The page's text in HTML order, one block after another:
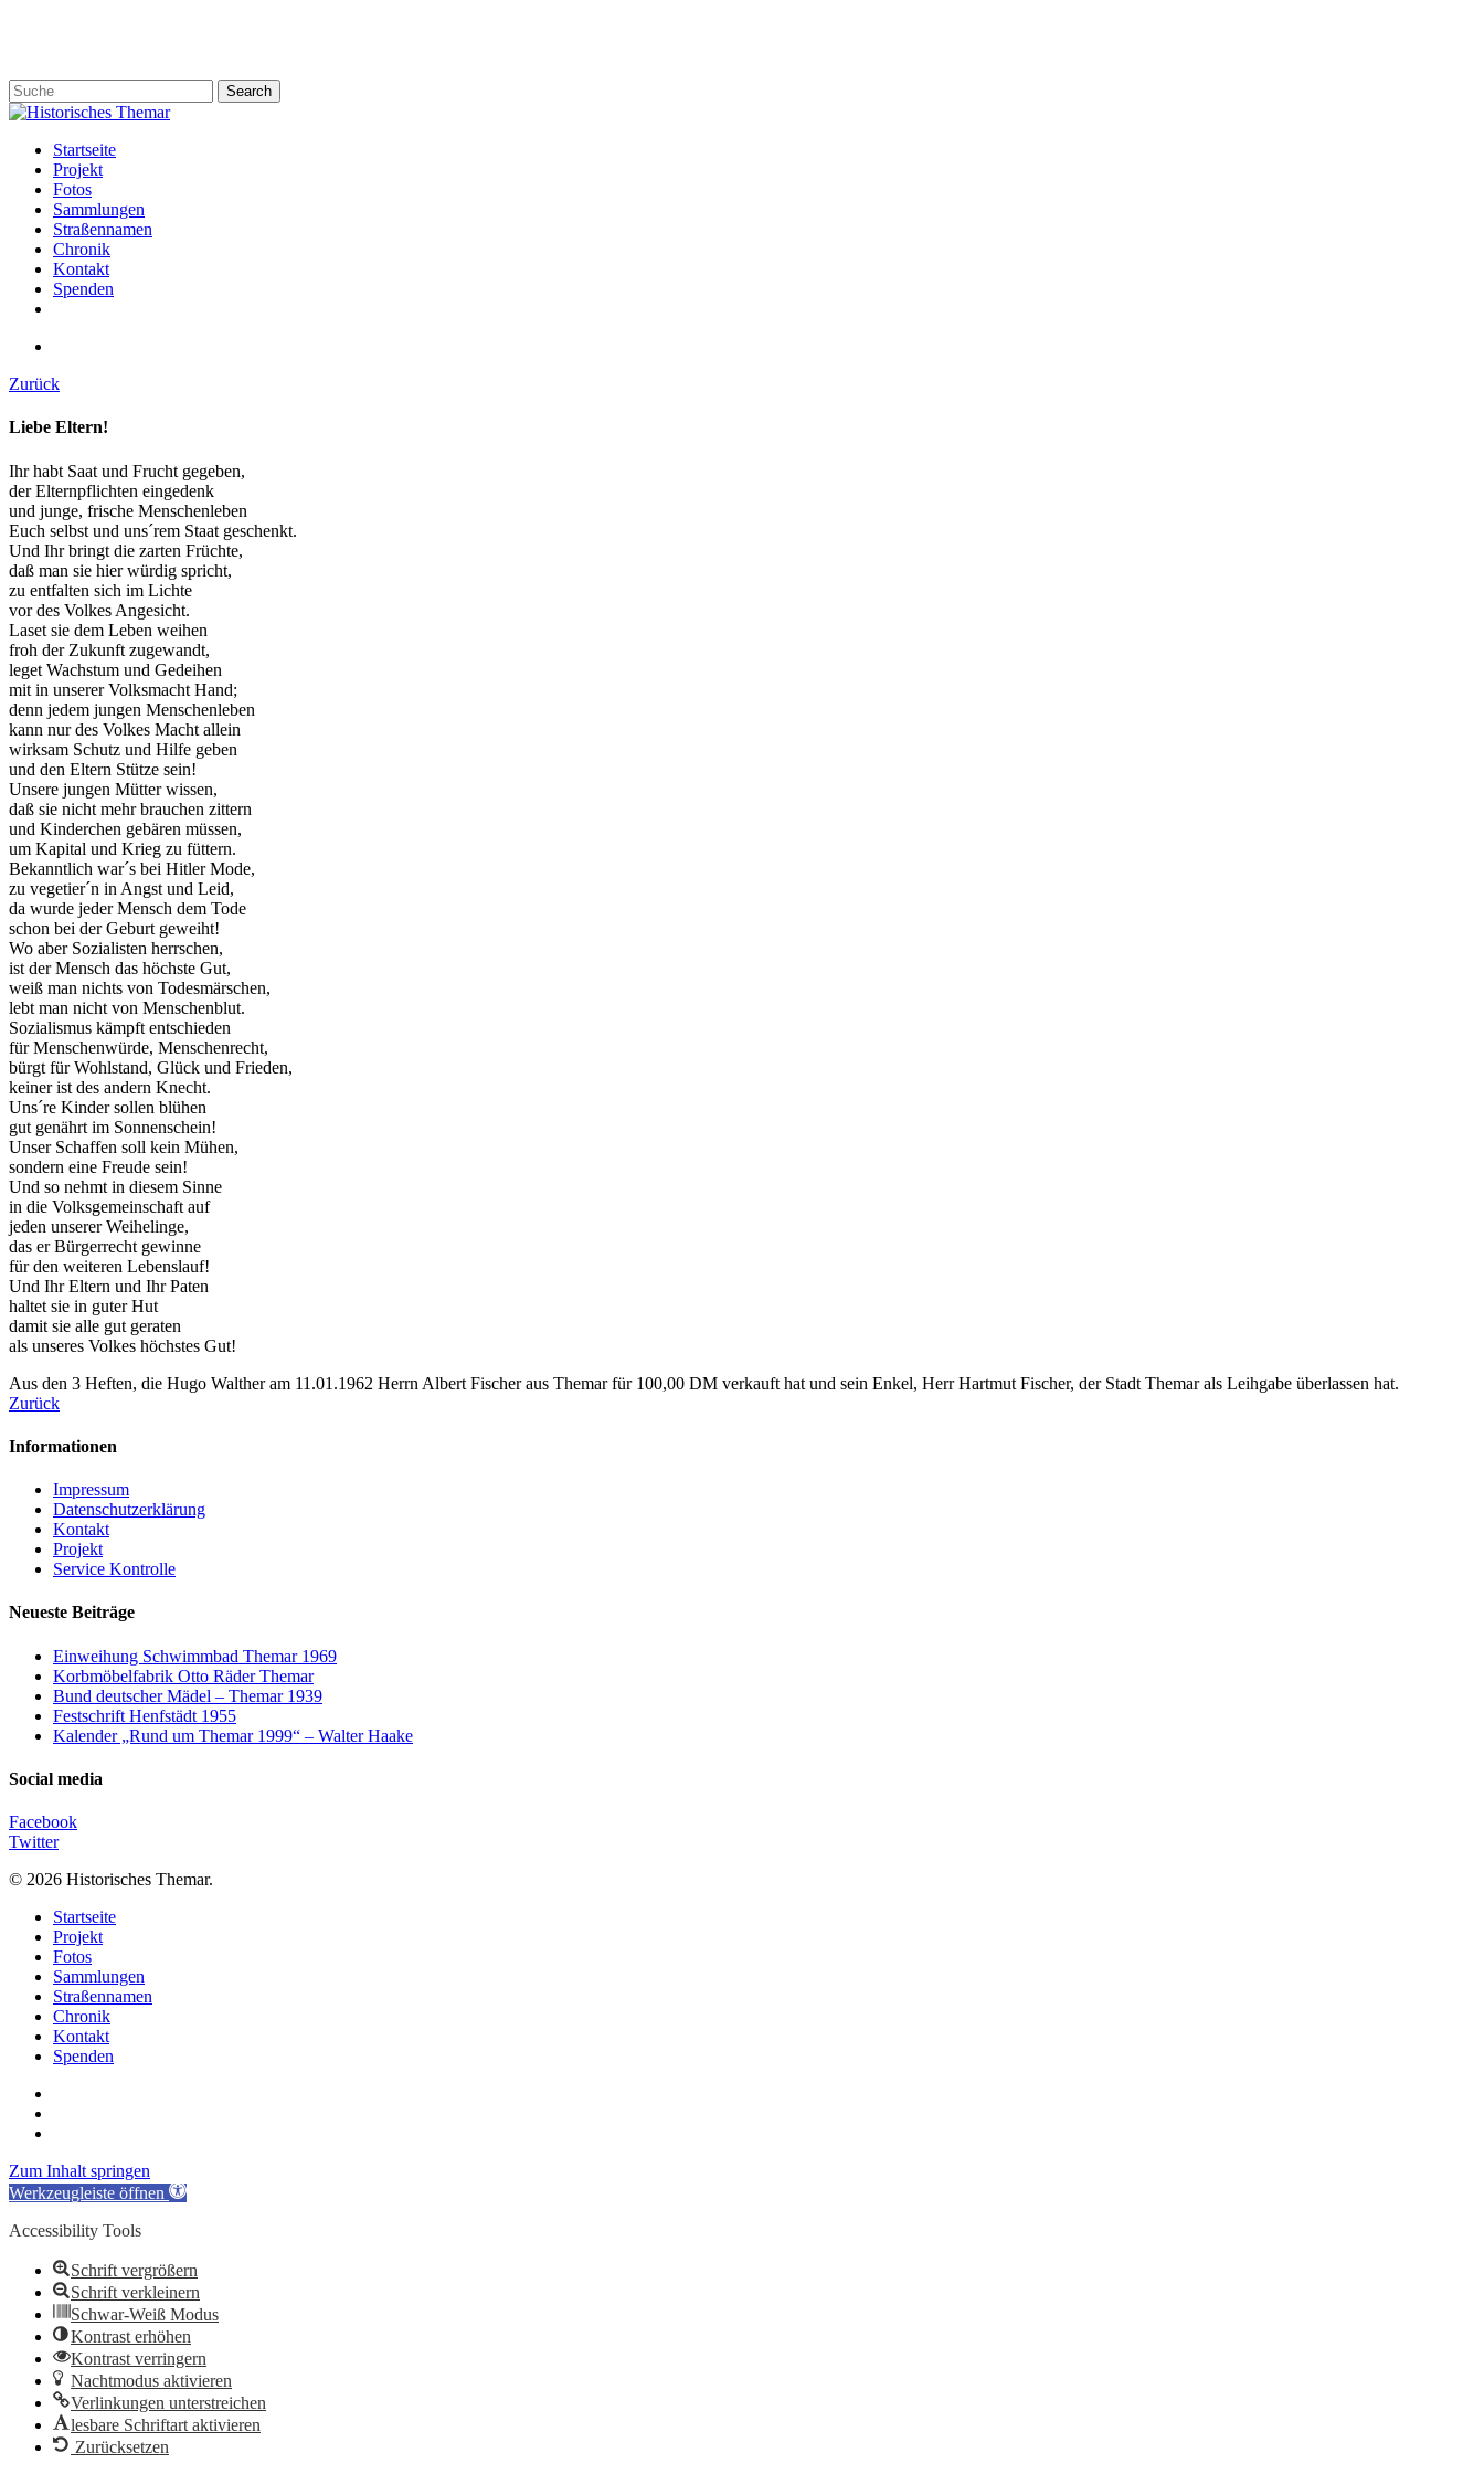
content
Search
Close
search
Menu
Startseite
Projekt
Fotos
Sammlungen
Straßennamen
Chronik
Kontakt
Spenden
Zurück
Liebe Eltern!
Ihr habt Saat und Frucht gegeben,
der Elternpflichten eingedenk
und junge, frische Menschenleben
Euch selbst und uns´rem Staat geschenkt.
Und Ihr bringt die zarten Früchte,
daß man sie hier würdig spricht,
zu entfalten sich im Lichte
vor des Volkes Angesicht.
Laset sie dem Leben weihen
froh der Zukunft zugewandt,
leget Wachstum und Gedeihen
mit in unserer Volksmacht Hand;
denn jedem jungen Menschenleben
kann nur des Volkes Macht allein
wirksam Schutz und Hilfe geben
und den Eltern Stütze sein!
Unsere jungen Mütter wissen,
daß sie nicht mehr brauchen zittern
und Kinderchen gebären müssen,
um Kapital und Krieg zu füttern.
Bekanntlich war´s bei Hitler Mode,
zu vegetier´n in Angst und Leid,
da wurde jeder Mensch dem Tode
schon bei der Geburt geweiht!
Wo aber Sozialisten herrschen,
ist der Mensch das höchste Gut,
weiß man nichts von Todesmärschen,
lebt man nicht von Menschenblut.
Sozialismus kämpft entschieden
für Menschenwürde, Menschenrecht,
bürgt für Wohlstand, Glück und Frieden,
keiner ist des andern Knecht.
Uns´re Kinder sollen blühen
gut genährt im Sonnenschein!
Unser Schaffen soll kein Mühen,
sondern eine Freude sein!
Und so nehmt in diesem Sinne
in die Volksgemeinschaft auf
jeden unserer Weihelinge,
das er Bürgerrecht gewinne
für den weiteren Lebenslauf!
Und Ihr Eltern und Ihr Paten
haltet sie in guter Hut
damit sie alle gut geraten
als unseres Volkes höchstes Gut!
Aus den 3 Heften, die Hugo Walther am 11.01.1962 Herrn Albert Fischer aus Themar für 100,00 DM verkauft hat und sein Enkel, Herr Hartmut Fischer, der Stadt Themar als Leihgabe überlassen hat.
Zurück
Informationen
Impressum
Datenschutzerklärung
Kontakt
Projekt
Service Kontrolle
Neueste Beiträge
Einweihung Schwimmbad Themar 1969
Korbmöbelfabrik Otto Räder Themar
Bund deutscher Mädel – Themar 1939
Festschrift Henfstädt 1955
Kalender „Rund um Themar 1999“ – Walter Haake
Social media
Facebook
Twitter
© 2026 Historisches Themar.
Close
Menu
Startseite
Projekt
Fotos
Sammlungen
Straßennamen
Chronik
Kontakt
Spenden
Zum Inhalt springen
Werkzeugleiste öffnen
Accessibility Tools
Schrift vergrößern
Schrift verkleinern
Schwar-Weiß Modus
Kontrast erhöhen
Kontrast verringern
Nachtmodus aktivieren
Verlinkungen unterstreichen
lesbare Schriftart aktivieren
Zurücksetzen